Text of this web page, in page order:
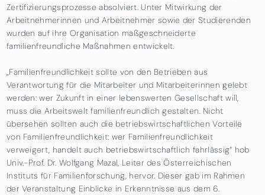
Zertifizierungsprozesse absolviert. Unter Mitwirkung der
Arbeitnehmerinnen und Arbeitnehmer sowie der Studierenden
wurden auf ihre Organisation maßgeschneiderte
familienfreundliche Maßnahmen entwickelt.
„Familienfreundlichkeit sollte von den Betrieben aus
Verantwortung für die Mitarbeiter und Mitarbeiterinnen gelebt
werden: wer Zukunft in einer lebenswerten Gesellschaft will,
muss die Arbeitswelt familienfreundlich gestalten. Nicht
übersehen sollten auch die betriebswirtschaftlichen Vorteile
von Familienfreundlichkeit: wer Familienfreundlichkeit
verweigert, handelt auch betriebswirtschaftlich fahrlässig“ hob
Univ.-Prof. Dr. Wolfgang Mazal, Leiter des Österreichischen
Instituts für Familienforschung, hervor. Dieser gab im Rahmen
der Veranstaltung Einblicke in Erkenntnisse aus dem 6.